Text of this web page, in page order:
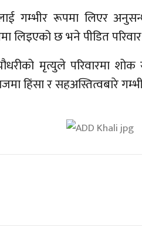
गम्भीर रूपमा लिएर
लिइएको छ भने पीडित
मृत्युले परिवारमा
हिंसा र सहअस्तित्वबारे